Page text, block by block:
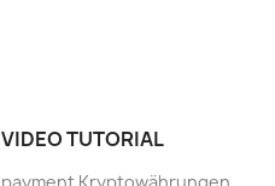
VIDEO TUTORIAL